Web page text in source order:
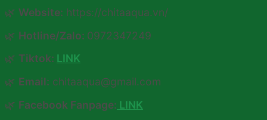
🌿 Website: https://chitaaqua.vn/
🌿 Hotline/Zalo: 0972347249
🌿 Tiktok: LINK
🌿 Email: chitaaqua@gmail.com
🌿 Facebook Fanpage: LINK